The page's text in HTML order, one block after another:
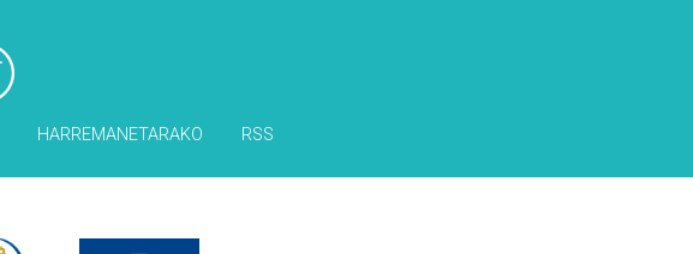
HARREMANETARAKO RSS